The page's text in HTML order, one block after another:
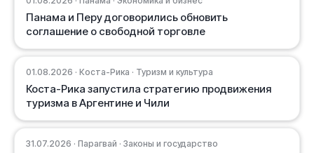
Панама и Перу договорились обновить
соглашение о свободной торговле
01.08.2026 · Коста-Рика · Туризм и культура
Коста-Рика запустила стратегию продвижения
туризма в Аргентине и Чили
31.07.2026 · Парагвай · Законы и государство